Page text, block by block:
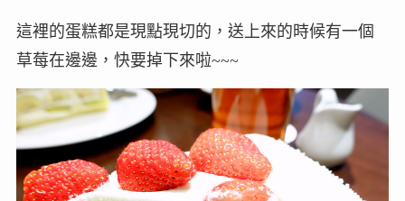
這裡的蛋糕都是現點現切的，送上來的時候有一個
草莓在邊邊，快要掉下來啦~~~